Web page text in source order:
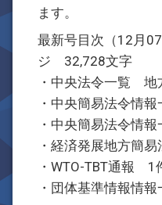
ます。
最新号目次（12月
ジ 32,728文字
・中央法令一覧
・中央簡易法令情
・中央簡易法令情
・経済発展地方簡
・WTO-TBT通報 1
・団体基準情報情